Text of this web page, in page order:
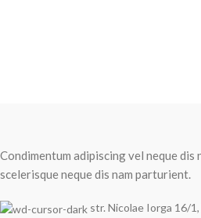
Condimentum adipiscing vel neque
scelerisque neque dis nam parturient.
str. Nicolae Iorga 16/